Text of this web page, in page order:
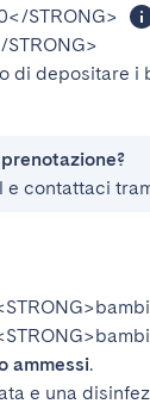
STRONG>
STRONG>
di depositare i
contattaci
ammessi.
e una